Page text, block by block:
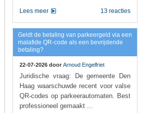
13 reacties
Lees meer
Geldt de betaling van parkeergeld via een
malafide QR-code als een bevrijdende
betaling?
22-07-2026 door Arnoud Engelfriet
Juridische vraag: De gemeente Den
Haag waarschuwde recent voor valse
QR-codes op parkeerautomaten. Best
professioneel gemaakt ...